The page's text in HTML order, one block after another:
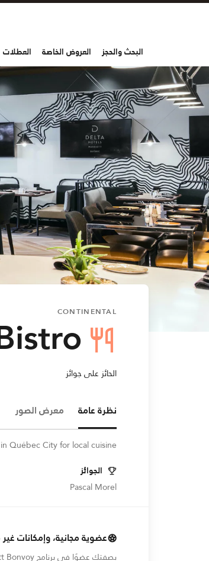
البحث والحجز العروض الخاصة العطلات
CONTINENTAL
الحائز على جوائز
نظرة عامة معرض الصور
Québec City for local cuisine.
الجوائز
Pascal Morel
عضوية مجانية، وإمكانات